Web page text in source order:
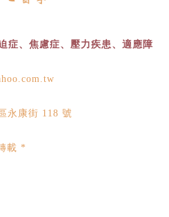
、焦慮症、壓力疾患、適應障
永康街 118 號
載 *